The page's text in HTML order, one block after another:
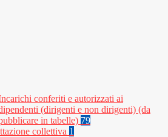
conferiti e autorizzati ai
(dirigenti e non dirigenti) (da
in tabelle) 79
collettiva 1